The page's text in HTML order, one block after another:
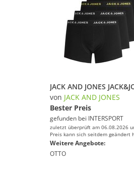
von JACK AND JONES
Bester Preis
gefunden bei INTERSPORT
zuletzt überprüft am 06.08.2026
Preis kann sich seitdem geändert
Weitere Angebote:
OTTO